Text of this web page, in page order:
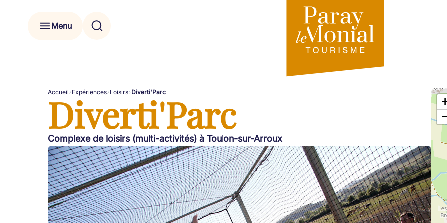
Menu
Accueil Expériences Loisirs Diverti'Parc
Diverti'Parc
Complexe de loisirs (multi-activités) à Toulon-sur-Arroux